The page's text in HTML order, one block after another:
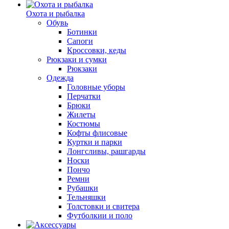
Охота и рыбалка
Обувь
Ботинки
Сапоги
Кроссовки, кеды
Рюкзаки и сумки
Рюкзаки
Одежда
Головные уборы
Перчатки
Брюки
Жилеты
Костюмы
Кофты флисовые
Куртки и парки
Лонгсливы, рашгарды
Носки
Пончо
Ремни
Рубашки
Тельняшки
Толстовки и свитера
Футболкии и поло